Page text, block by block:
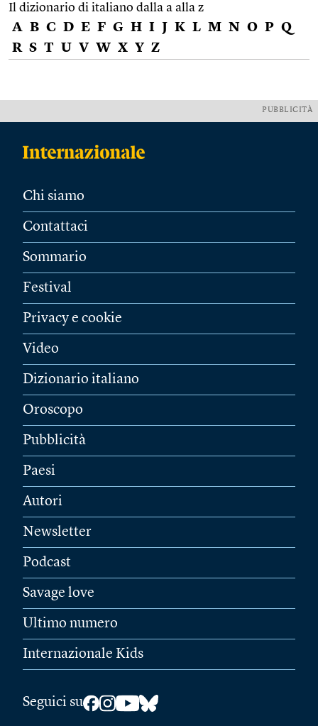
Il dizionario di italiano dalla a alla z
A B C D E F G H I J K L M N O P Q
R S T U V W X Y Z
PUBBLICITÀ
Chi siamo
Contattaci
Sommario
Festival
Privacy e cookie
Video
Dizionario italiano
Oroscopo
Pubblicità
Paesi
Autori
Newsletter
Podcast
Savage love
Ultimo numero
Internazionale Kids
Seguici su